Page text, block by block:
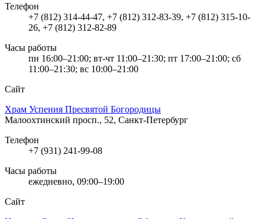
Телефон
+7 (812) 314-44-47, +7 (812) 312-83-39, +7 (812) 315-10-
26, +7 (812) 312-82-89
Часы работы
пн 16:00–21:00; вт-чт 11:00–21:30; пт 17:00–21:00; сб
11:00–21:30; вс 10:00–21:00
Сайт
Храм Успения Пресвятой Богородицы
Малоохтинский просп., 52, Санкт-Петербург
Телефон
+7 (931) 241-99-08
Часы работы
ежедневно, 09:00–19:00
Сайт